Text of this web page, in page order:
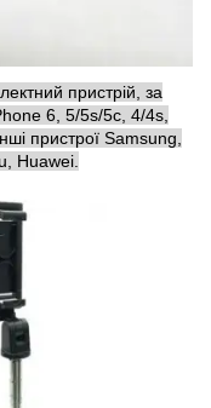
пристрій, за
6, 5/5s/5c, 4/4s,
пристрої Samsung,
Huawei.